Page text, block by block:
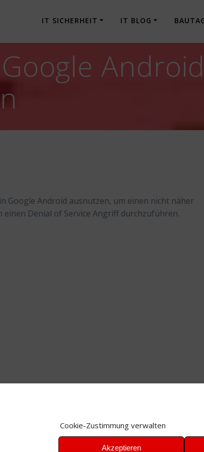
Cookie-Zustimmung verwalten
Akzeptieren
IT SICHERHEIT IT BLOG
Google Android ausnutzen, um einen nicht näher
Denial of Service Angriff durchzuführen.